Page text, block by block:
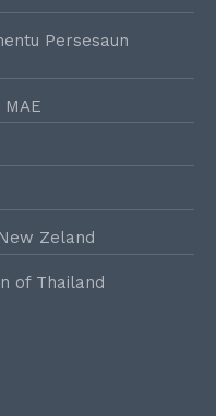
Persesaun
Zeland
of Thailand